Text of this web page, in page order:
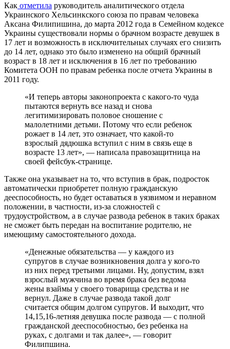
Как отметила руководитель аналитического отдела
Украинского Хельсинкского союза по правам человека
Аксана Филипишина, до марта 2012 года в Семейном кодексе
Украины существовали нормы о брачном возрасте девушек в
17 лет и возможность в исключительных случаях его снизить
до 14 лет, однако это было изменено на общий брачный
возраст в 18 лет и исключения в 16 лет по требованию
Комитета ООН по правам ребенка после отчета Украины в
2011 году.
«И теперь авторы законопроекта с какого-то чуда
пытаются вернуть все назад и снова
легитимизировать половое сношение с
малолетними детьми. Потому что если ребенок
рожает в 14 лет, это означает, что какой-то
взрослый дядюшка вступил с ним в связь еще в
возрасте 13 лет», — написала правозащитница на
своей фейсбук-странице.
Также она указывает на то, что вступив в брак, подросток
автоматически приобретет полную гражданскую
дееспособность, но будет оставаться в уязвимом и неравном
положении, в частности, из-за сложностей с
трудоустройством, а в случае развода ребенок в таких браках
не сможет быть передан на воспитание родителю, не
имеющиму самостоятельного дохода.
«Денежные обязательства — у каждого из
супругов в случае возникновения долга у кого-то
из них перед третьими лицами. Ну, допустим, взял
взрослый мужчина во время брака без ведома
жены взаймы у своего товарища средства и не
вернул. Даже в случае развода такой долг
считается общим долгом супругов. И выходит, что
14,15,16-летняя девушка после развода — с полной
гражданской дееспособностью, без ребенка на
руках, с долгами и так далее», — говорит
Филипшина.